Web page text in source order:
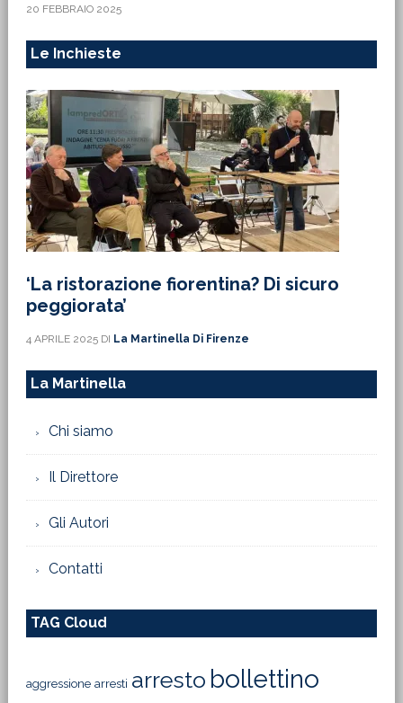
20 FEBBRAIO 2025
Le Inchieste
‘La ristorazione fiorentina? Di sicuro
peggiorata’
4 APRILE 2025DI La Martinella Di Firenze
La Martinella
Chi siamo
Il Direttore
Gli Autori
Contatti
TAG Cloud
aggressione arresti arresto bollettino